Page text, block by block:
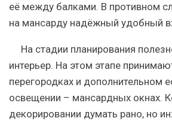
её между балками. В противном
на мансарду надёжный удобный
На стадии планирования
интерьер. На этом этапе
перегородках и дополнительном
освещении – мансардных окнах.
декорировании думать рано, но